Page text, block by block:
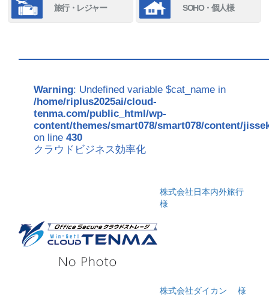
旅行・レジャー SOHO・個人様
Warning: Undefined variable $cat_name in
/home/riplus2025ai/cloud-
tenma.com/public_html/wp-
content/themes/smart078/smart078/content/
on line430
クラウドビジネス効率化
株式会社日本内外旅行
様
株式会社ダイカン 様